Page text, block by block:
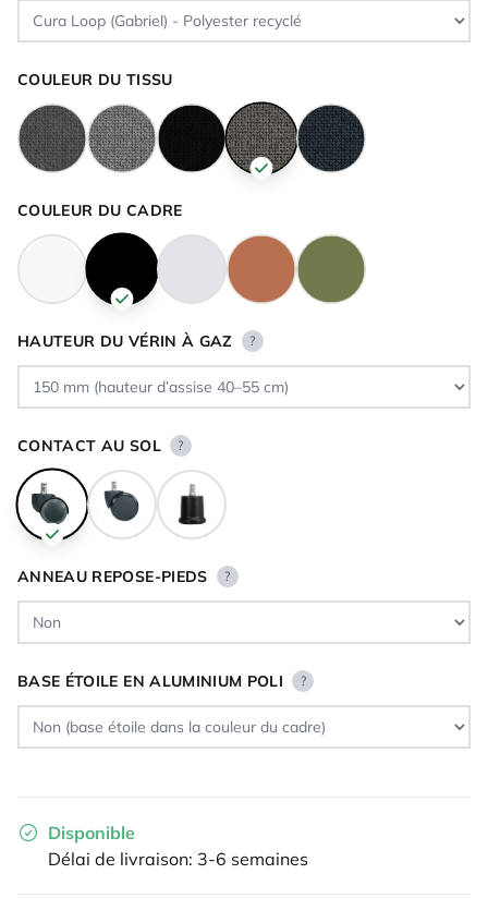
COULEUR DU TISSU
COULEUR DU CADRE
HAUTEUR DU VÉRIN À GAZ ?
CONTACT AU SOL ?
ANNEAU REPOSE-PIEDS ?
BASE ÉTOILE EN ALUMINIUM POLI ?
Disponible
Délai de livraison: 3-6 semaines